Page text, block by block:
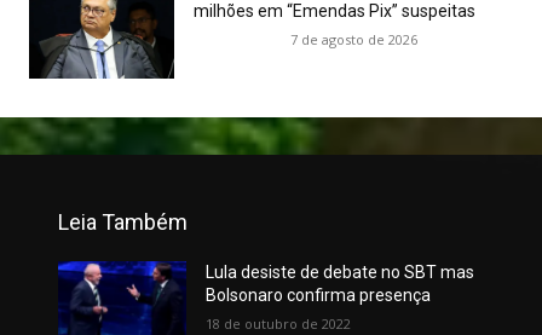
milhões em “Emendas Pix” suspeitas
7 de agosto de 2026
Leia Também
Lula desiste de debate no SBT mas
Bolsonaro confirma presença
18 de outubro de 2022